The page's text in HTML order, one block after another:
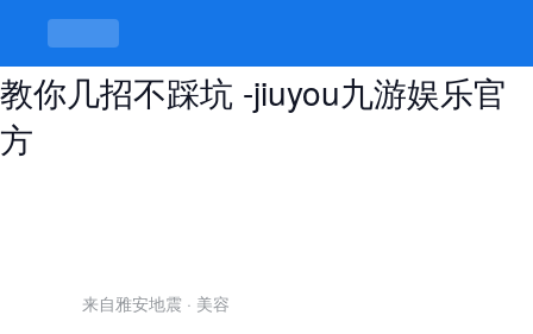
服务快餐号码怎么选最靠谱，桂柳人
教你几招不踩坑 -jiuyou九游娱乐官
方
来自雅安地震 · 美容